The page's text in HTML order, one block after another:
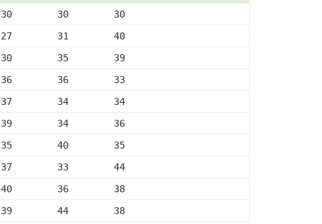
30        30        30
27        31        40
30        35        39
36        36        33
37        34        34
39        34        36
35        40        35
37        33        44
40        36        38
39        44        38